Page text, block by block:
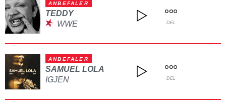
ANBEFALER
TEDDY
WWE
DEL
ANBEFALER
SAMUEL LOLA
IGJEN
DEL